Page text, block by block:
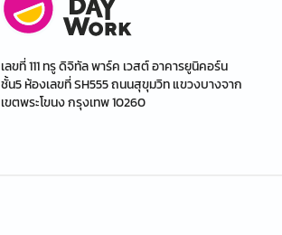
เลขที่ 111 ทรู ดิจิทัล พาร์ค เวสต์ อาคารยูนิคอร์น
ชั้น5 ห้องเลขที่ SH555 ถนนสุขุมวิท แขวงบางจาก
เขตพระโขนง กรุงเทพ 10260